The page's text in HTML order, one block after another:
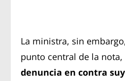
La ministra, sin
punto central de la
denuncia en contra